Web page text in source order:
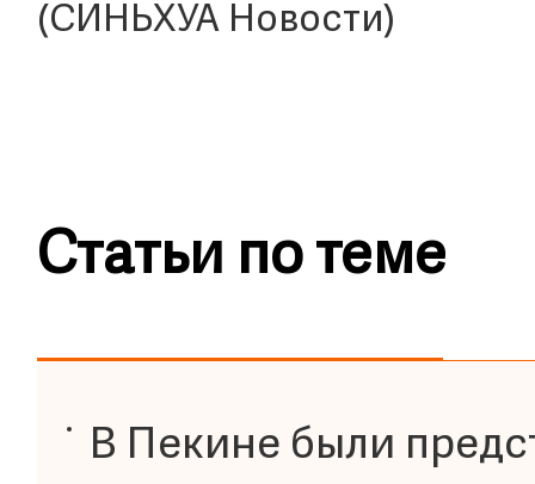
(СИНЬХУА Новости)
Статьи по теме
В Пекине были